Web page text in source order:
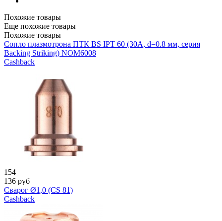
Похожие товары
Еще похожие товары
Похожие товары
Сопло плазмотрона ПТК BS IPT 60 (30A, d=0.8 мм, серия
Backing Striking) NOM6008
Cashback
154
136 руб
Сварог Ø1,0 (CS 81)
Cashback